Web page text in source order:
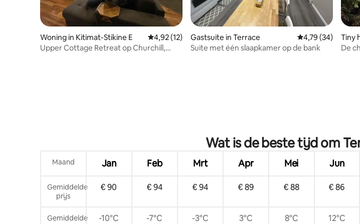
Woning in Kitimat-Stikine E Gemiddelde beoordeling van 4,92 uit 5, 12 recensies
4,92 (12)
Upper Cottage Retreat op Churchill,
Gastsuite in Terrace Gemiddelde
4,79 (34)
Suite met één slaapkamer op de bank
Tiny
De
Wat is de beste tijd om
Maand Jan Feb Mrt Apr Mei Jun
Gemiddelde
prijs
€ 90 € 94 € 94 € 89 € 88 € 86
Gemiddelde
-10°C -7°C -3°C 3°C 8°C 12°C